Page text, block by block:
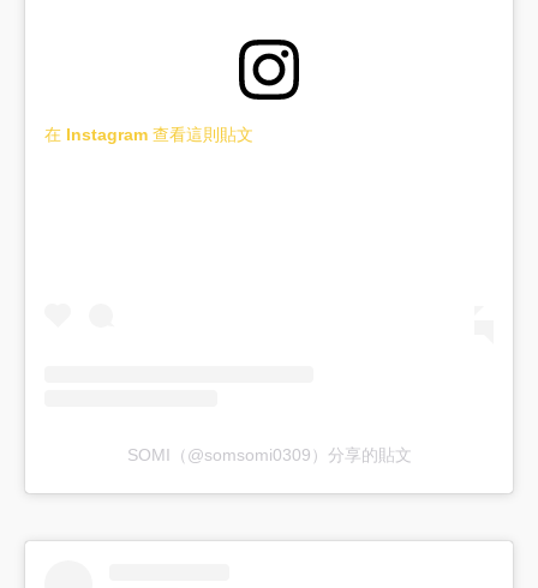
在 Instagram 查看這則貼文
SOMI（@somsomi0309）分享的貼文